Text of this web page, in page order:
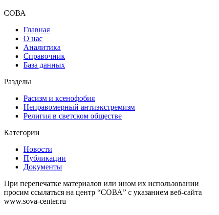
СОВА
Главная
О нас
Аналитика
Справочник
База данных
Разделы
Расизм и ксенофобия
Неправомерный антиэкстремизм
Религия в светском обществе
Категории
Новости
Публикации
Документы
При перепечатке материалов или ином их использовании
просим ссылаться на центр “СОВА” с указанием веб-сайта
www.sova-center.ru